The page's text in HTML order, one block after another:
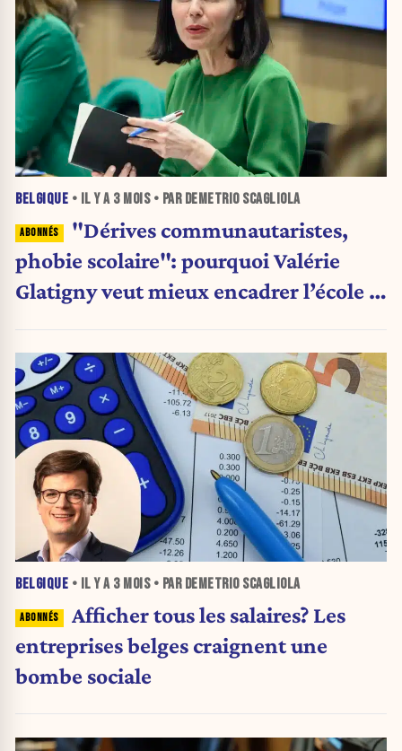
BELGIQUE • IL Y A 3 MOIS• PAR DEMETRIO SCAGLIOLA
"Dérives communautaristes,
phobie scolaire": pourquoi Valérie
Glatigny veut mieux encadrer l’école à
BELGIQUE • IL Y A 3 MOIS• PAR DEMETRIO SCAGLIOLA
Afficher tous les salaires? Les
entreprises belges craignent une
bombe sociale